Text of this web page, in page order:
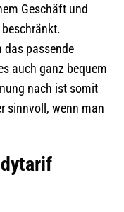
Geschäft und
das passende
auch ganz bequem
nach ist somit
sinnvoll, wenn man